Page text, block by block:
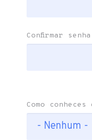
Confirmar senha
Como conheces